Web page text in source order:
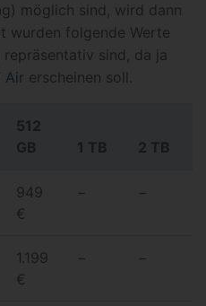
möglich sind, wird dann
wurden folgende Werte
sind, da ja
Air erscheinen soll.
512
GB
1 TB 2 TB
949
€
− −
1.199
€
− −